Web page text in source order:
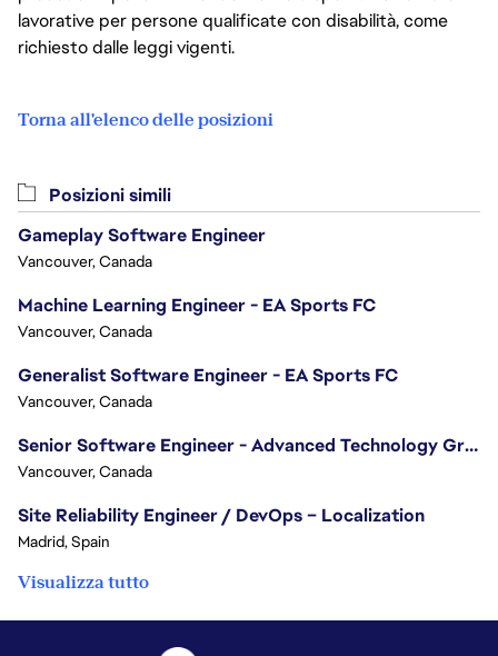
lavorative per persone qualificate con disabilità, come
richiesto dalle leggi vigenti.
Torna all'elenco delle posizioni
Posizioni simili
Gameplay Software Engineer
Vancouver, Canada
Machine Learning Engineer - EA Sports FC
Vancouver, Canada
Generalist Software Engineer - EA Sports FC
Vancouver, Canada
Senior Software Engineer - Advanced Technology Group
Vancouver, Canada
Site Reliability Engineer / DevOps – Localization
Madrid, Spain
Visualizza tutto